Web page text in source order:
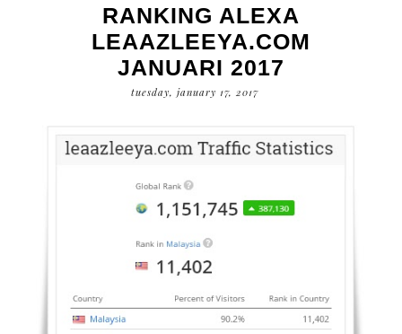
RANKING ALEXA
LEAAZLEEYA.COM
JANUARI 2017
tuesday, january 17, 2017